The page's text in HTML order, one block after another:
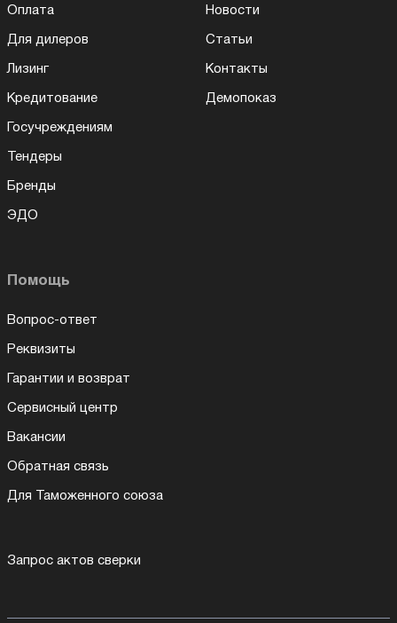
Оплата
Для дилеров
Лизинг
Кредитование
Госучреждениям
Тендеры
Бренды
ЭДО
Новости
Статьи
Контакты
Демопоказ
Помощь
Вопрос-ответ
Реквизиты
Гарантии и возврат
Сервисный центр
Вакансии
Обратная связь
Для Таможенного союза
Запрос актов сверки